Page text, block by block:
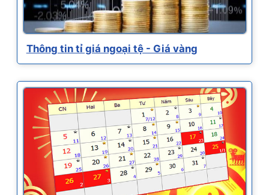
Thông tin tỉ giá ngoại tệ - Giá vàng